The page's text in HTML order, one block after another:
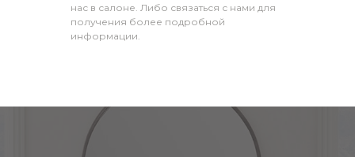
нас в салоне. Либо связаться с нами для
получения более подробной
информации.